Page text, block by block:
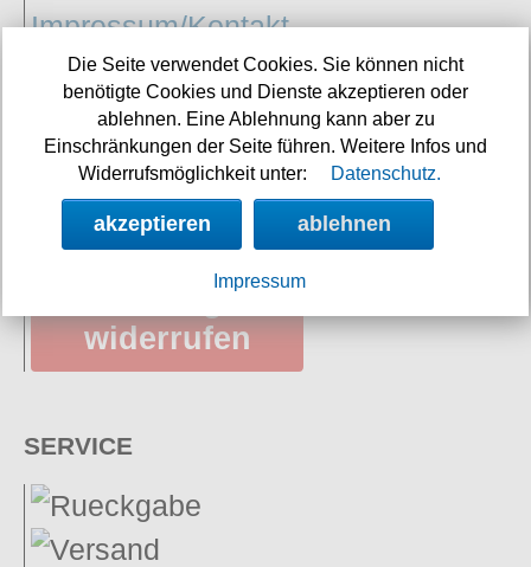
Impressum/Kontakt
Versandkosten
Retourenbegleitschein
Datenschutz
AGB
Vertrag
widerrufen
SERVICE
Die Seite verwendet Cookies. Sie können nicht
benötigte Cookies und Dienste akzeptieren oder
ablehnen. Eine Ablehnung kann aber zu
Einschränkungen der Seite führen. Weitere Infos und
Widerrufsmöglichkeit unter:
Datenschutz.
akzeptieren ablehnen
Impressum